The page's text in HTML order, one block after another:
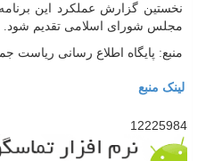
نخستین گزارش عملکرد این
مجلس شورای اسلامی تقدیم شود.
منبع: پایگاه اطلاع رسانی ریاست
لینک منبع
12225984